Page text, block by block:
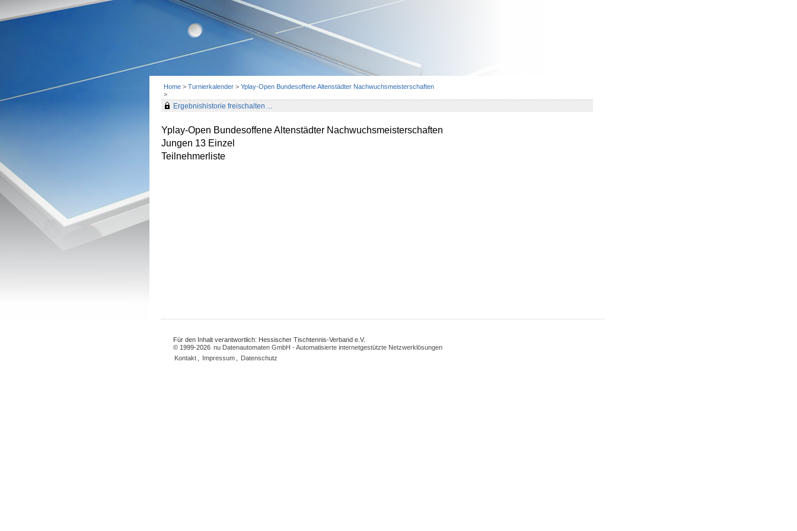
Home > Turnierkalender > Yplay-Open Bundesoffene Altenstädter Nachwuchsmeisterschaften
>
Ergebnishistorie freischalten ...
Yplay-Open Bundesoffene Altenstädter Nachwuchsmeisterschaften
Jungen 13 Einzel
Teilnehmerliste
Für den Inhalt verantwortlich: Hessischer Tischtennis-Verband e.V.
© 1999-2026 nu Datenautomaten GmbH - Automatisierte internetgestützte Netzwerklösungen
Kontakt
Impressum Datenschutz